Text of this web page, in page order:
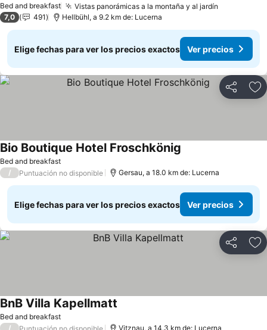
Bed and breakfast Vistas panorámicas a la montaña y al jardín
7,0 491 Hellbühl, a 9.2 km de: Lucerna
Elige fechas para ver los precios exactos Ver precios
Compartir
Bed and breakfast
Bio Boutique Hotel Froschkönig
/ Puntuación no disponible Gersau, a 18.0 km de: Lucerna
Elige fechas para ver los precios exactos Ver precios
Compartir
Bed and breakfast
BnB Villa Kapellmatt
/ Puntuación no disponible Vitznau, a 14.3 km de: Lucerna